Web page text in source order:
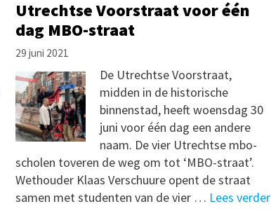
Utrechtse Voorstraat voor één
dag MBO-straat
29 juni 2021
De Utrechtse Voorstraat,
midden in de historische
binnenstad, heeft woensdag 30
juni voor één dag een andere
naam. De vier Utrechtse mbo-
scholen toveren de weg om tot ‘MBO-straat’.
Wethouder Klaas Verschuure opent de straat
samen met studenten van de vier … Lees verder